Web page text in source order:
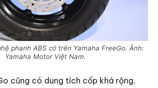
phanh ABS có trên Yamaha FreeGo. Ảnh:
Yamaha Motor Việt Nam.
cũng có dung tích cốp khá rộng,